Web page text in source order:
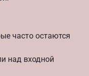
часто остаются
над входной